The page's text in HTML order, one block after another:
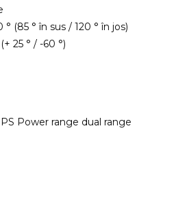
(85 ° în sus / 120 ° în jos)
25 ° / -60 °)
Power range dual range